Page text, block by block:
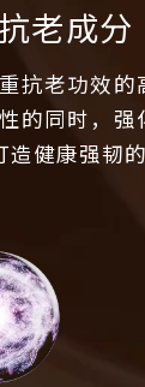
老成分
抗老功效的
的同时，强
造健康强韧的